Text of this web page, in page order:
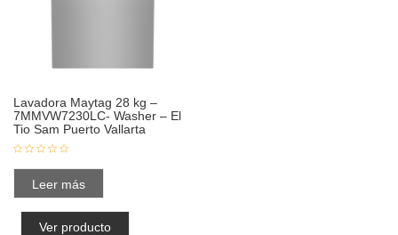
Lavadora Maytag 28 kg –
7MMVW7230LC- Washer – El
Tio Sam Puerto Vallarta
Leer más
Ver producto